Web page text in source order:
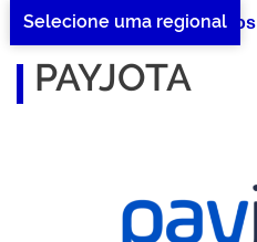
Selecione uma regional
Home PAYJOTA /Benefícios
PAYJOTA